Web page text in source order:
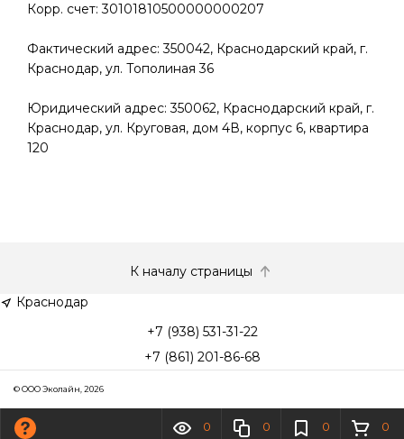
0 0 0 0
Корр. счет: 30101810500000000207
Фактический адрес: 350042, Краснодарский край, г.
Краснодар, ул. Тополиная 36
Юридический адрес: 350062, Краснодарский край, г.
Краснодар, ул. Круговая, дом 4В, корпус 6, квартира
120
Краснодар
+7 (938) 531-31-22
+7 (861) 201-86-68
К началу страницы
© ООО Эколайн, 2026